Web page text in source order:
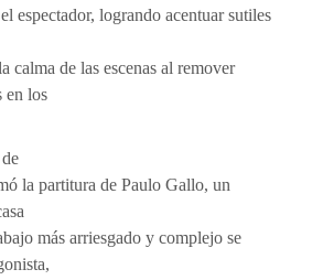
espectador, logrando acentuar sutiles
calma de las escenas al remover
en los
la partitura de Paulo Gallo, un
más arriesgado y complejo se